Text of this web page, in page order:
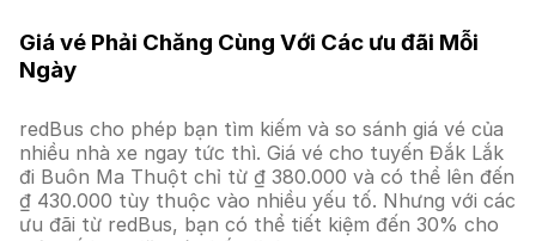
Giá vé Phải Chăng Cùng Với Các ưu đãi Mỗi
Ngày
redBus cho phép bạn tìm kiếm và so sánh giá vé của
nhiều nhà xe ngay tức thì. Giá vé cho tuyến Đắk Lắk
đi Buôn Ma Thuột chỉ từ ₫ 380.000 và có thể lên đến
₫ 430.000 tùy thuộc vào nhiều yếu tố. Nhưng với các
ưu đãi từ redBus, bạn có thể tiết kiệm đến 30% cho